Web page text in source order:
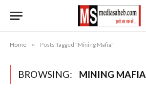
Home » Posts Tagged "Mining Mafia"
BROWSING: MINING MAFIA